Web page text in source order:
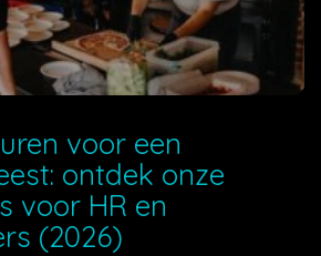
voor een
ontdek onze
voor HR en
(2026)